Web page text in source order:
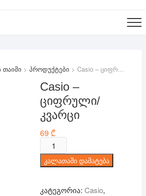
თაიმი > პროდუქტები > Casio – ციფრული/კვარცი
Casio –
ციფრული/
კვარცი
69₾
რაოდენობა:
Casio
-
კვარცი
კალათაში დამატება
კატეგორია:Casio,